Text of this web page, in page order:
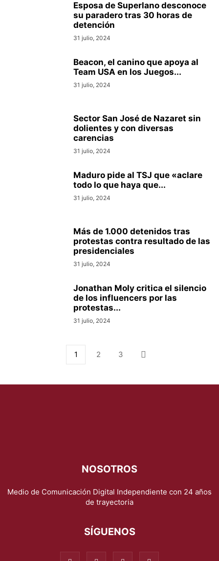
Esposa de Superlano desconoce
su paradero tras 30 horas de
detención
31 julio, 2024
Beacon, el canino que apoya al
Team USA en los Juegos...
31 julio, 2024
Sector San José de Nazaret sin
dolientes y con diversas
carencias
31 julio, 2024
Maduro pide al TSJ que «aclare
todo lo que haya que...
31 julio, 2024
Más de 1.000 detenidos tras
protestas contra resultado de las
presidenciales
31 julio, 2024
Jonathan Moly critica el silencio
de los influencers por las
protestas...
31 julio, 2024
1 2 3
NOSOTROS
Medio de Comunicación Digital Independiente con 24 años
de trayectoria
SÍGUENOS